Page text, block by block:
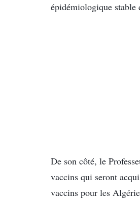
épidémiologique stable
De son côté, le
vaccins qui seront
vaccins pour les